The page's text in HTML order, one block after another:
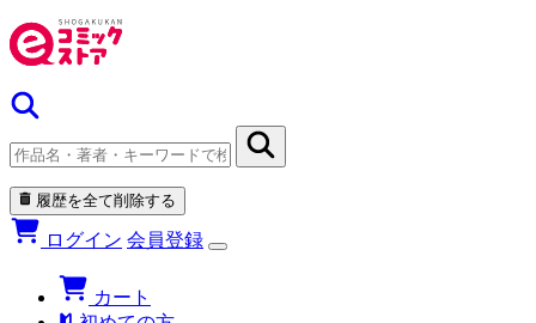
履歴を全て削除する
ログイン 会員登録
カート